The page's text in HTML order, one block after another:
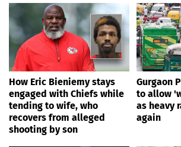
How Eric Bieniemy stays
engaged with Chiefs while
tending to wife, who
recovers from alleged
shooting by son
Gurgaon
to allow
as heavy
again